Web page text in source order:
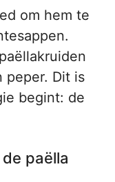
om hem te
peper. Dit is
begint: de
paëlla